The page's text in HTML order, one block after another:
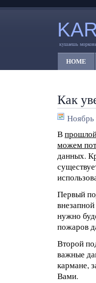
кушаешь
HOME
Как
Ноябрь
В
можем
данных.
Первый
нужно
пожаров
Второй
важные
кармане,
Вами.